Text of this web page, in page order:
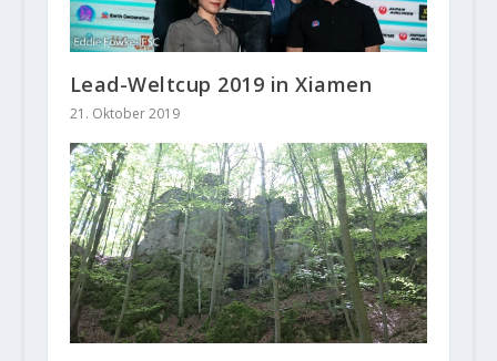
Lead-Weltcup 2019 in Xiamen
21. Oktober 2019